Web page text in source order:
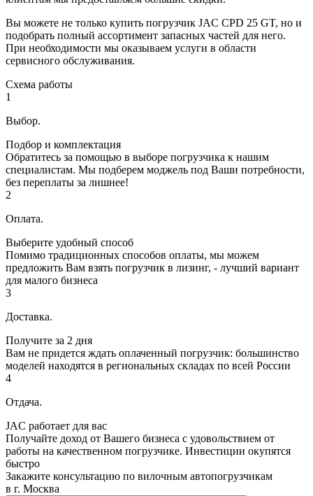
Вы можете не только купить погрузчик JAC CPD 25 GT, но и
подобрать полный ассортимент запасных частей для него.
При необходимости мы оказываем услуги в области
сервисного обслуживания.
Схема работы
1
Выбор.
Подбор и комплектация
Обратитесь за помощью в выборе погрузчика к нашим
специалистам. Мы подберем моджель под Ваши потребности,
без переплаты за лишнее!
2
Оплата.
Выберите удобный способ
Помимо традиционных способов оплаты, мы можем
предложить Вам взять погрузчик в лизинг, - лучший вариант
для малого бизнеса
3
Доставка.
Получите за 2 дня
Вам не придется ждать оплаченный погрузчик: большинство
моделей находятся в региональных складах по всей России
4
Отдача.
JAC работает для вас
Получайте доход от Вашего бизнеса с удовольствием от
работы на качественном погрузчике. Инвестиции окупятся
быстро
Закажите консультацию по вилочным автопогрузчикам
в г. Москва